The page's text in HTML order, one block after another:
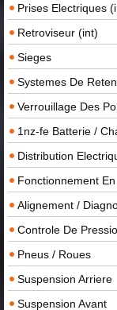
Prises Electriques
Retroviseur (int)
Sieges
Systemes De
Verrouillage Des
1nz-fe Batterie /
Distribution
Fonctionnement
Alignement /
Controle De
Pneus / Roues
Suspension Arriere
Suspension Avant